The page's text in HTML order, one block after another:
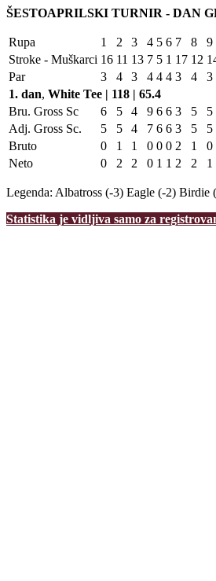
ŠESTOAPRILSKI TURNIR - DAN
Rupa 1 2 3 4 5 6 7 8 9
Stroke - Muškarci 16 11 13 7 5 1 17 12
Par
3 4 3 4 4 4 3 4 3
1. dan, White Tee | 118 | 65.4
Bru. Gross Sc
6 5 4 9 6 6 3 5 5
Adj. Gross Sc.
5 5 4 7 6 6 3 5 5
Bruto
0 1 1 0 0 0 2 1 0
Neto
0 2 2 0 1 1 2 2 1
Legenda: Albatross (-3) Eagle (-2) Birdie
Statistika je vidljiva samo za